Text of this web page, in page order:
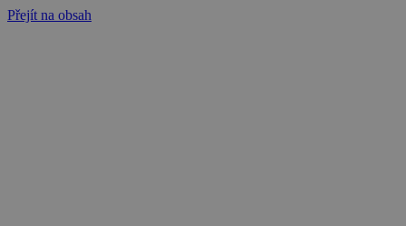
Přejít na obsah